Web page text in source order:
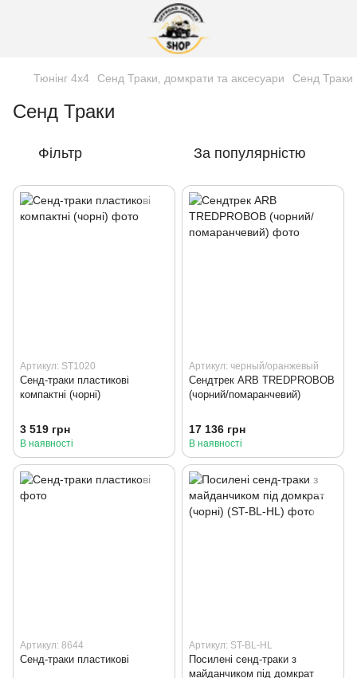
Тюнінг 4х4 Сенд Траки, домкрати та аксесуари Сенд Траки
Сенд Траки
Фільтр За популярністю
Артикул: ST1020
Cенд-траки пластикові
компактні (чорні)
3 519 грн
В наявності
Артикул: черный/оранжевый
Сендтрек ARB TREDPROBOB
(чорний/помаранчевий)
17 136 грн
В наявності
Артикул: 8644
Сенд-траки пластикові
Артикул: ST-BL-HL
Посилені сенд-траки з
майданчиком під домкрат